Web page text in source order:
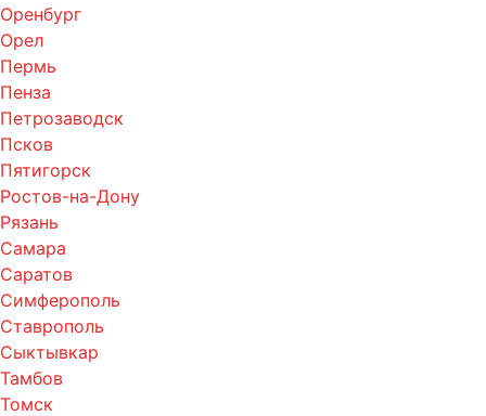
Оренбург
Орел
Пермь
Пенза
Петрозаводск
Псков
Пятигорск
Ростов-на-Дону
Рязань
Самара
Саратов
Симферополь
Ставрополь
Сыктывкар
Тамбов
Томск